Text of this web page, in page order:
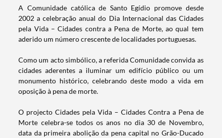
​A Comunidade católica de Santo Egídio promove desde
2002 a celebração anual do Dia Internacional das Cidades
pela Vida – Cidades contra a Pena de Morte, ao qual tem
aderido um número crescente de localidades portuguesas.
Como um acto simbólico, a referida Comunidade convida as
cidades aderentes a iluminar um edifício público ou um
monumento histórico, celebrando deste modo a vida em
oposição à pena de morte.
O projecto Cidades pela Vida – Cidades Contra a Pena de
Morte celebra-se todos os anos no dia 30 de Novembro,
data da primeira abolição da pena capital no Grão-Ducado